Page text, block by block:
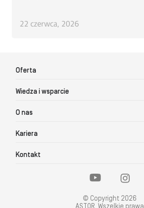
22 czerwca, 2026
Oferta
Wiedza i wsparcie
O nas
Kariera
Kontakt
© Copyright 2026
ASTOR. Wszelkie prawa